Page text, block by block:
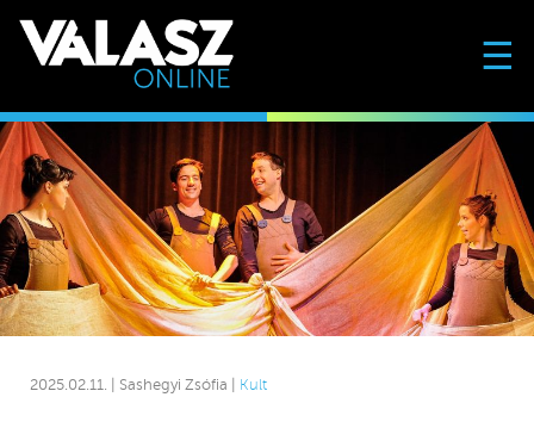
☰
2025.02.11. | Sashegyi Zsófia | Kult